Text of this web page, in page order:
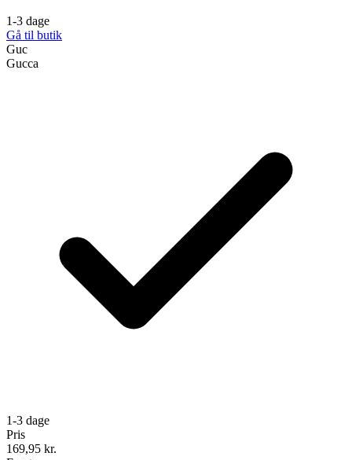
1-3 dage
Gå til butik
Guc
Gucca
1-3 dage
Pris
169,95 kr.